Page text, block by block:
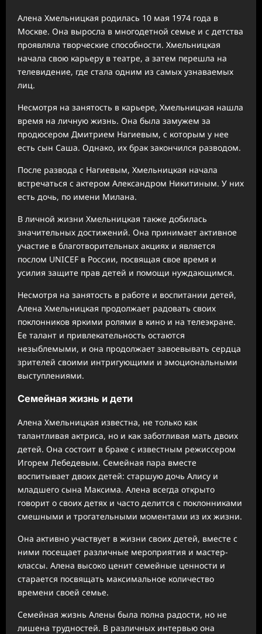
Алена Хмельницкая родилась 10 мая 1974 года в
Москве. Она выросла в многодетной семье и с детства
проявляла творческие способности. Хмельницкая
начала свою карьеру в театре, а затем перешла на
телевидение, где стала одним из самых узнаваемых
лиц.
Несмотря на занятость в карьере, Хмельницкая нашла
время на личную жизнь. Она была замужем за
продюсером Дмитрием Нагиевым, с которым у нее
есть сын Саша. Однако, их брак закончился разводом.
После развода с Нагиевым, Хмельницкая начала
встречаться с актером Александром Никитиным. У них
есть дочь, по имени Милана.
В личной жизни Хмельницкая также добилась
значительных достижений. Она принимает активное
участие в благотворительных акциях и является
послом UNICEF в России, посвящая свое время и
усилия защите прав детей и помощи нуждающимся.
Несмотря на занятость в работе и воспитании детей,
Алена Хмельницкая продолжает радовать своих
поклонников яркими ролями в кино и на телеэкране.
Ее талант и привлекательность остаются
незыблемыми, и она продолжает завоевывать сердца
зрителей своими интригующими и эмоциональными
выступлениями.
Семейная жизнь и дети
Алена Хмельницкая известна, не только как
талантливая актриса, но и как заботливая мать двоих
детей. Она состоит в браке с известным режиссером
Игорем Лебедевым. Семейная пара вместе
воспитывает двоих детей: старшую дочь Алису и
младшего сына Максима. Алена всегда открыто
говорит о своих детях и часто делится с поклонниками
смешными и трогательными моментами из их жизни.
Она активно участвует в жизни своих детей, вместе с
ними посещает различные мероприятия и мастер-
классы. Алена высоко ценит семейные ценности и
старается посвящать максимальное количество
времени своей семье.
Семейная жизнь Алены была полна радости, но не
лишена трудностей. В различных интервью она